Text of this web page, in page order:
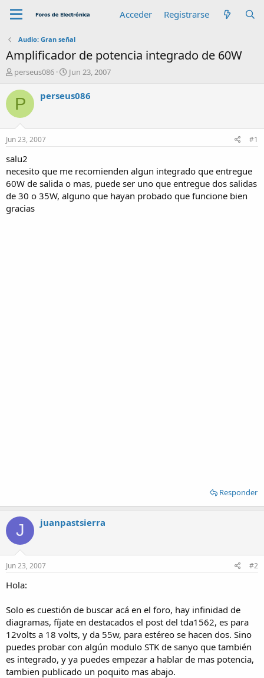
Acceder Registrarse
Audio: Gran señal
Amplificador de potencia integrado de 60W
A
t
o
r
perseus086
F
c
c
i
o
Jun 23, 2007
P perseus086
Jun 23, 2007 #1
salu2
necesito que me recomienden algun integrado que entregue
60W de salida o mas, puede ser uno que entregue dos salidas
de 30 o 35W, alguno que hayan probado que funcione bien
gracias
Responder
J juanpastsierra
Jun 23, 2007 #2
Hola:
Solo es cuestión de buscar acá en el foro, hay infinidad de
diagramas, fíjate en destacados el post del tda1562, es para
12volts a 18 volts, y da 55w, para estéreo se hacen dos. Sino
puedes probar con algún modulo STK de sanyo que también
es integrado, y ya puedes empezar a hablar de mas potencia,
tambien publicado un poquito mas abajo.